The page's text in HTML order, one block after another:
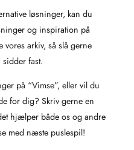
løsninger, kan du
og inspiration på
vores arkiv, så slå gerne
fast.
på “Vimse”, eller vil du
for dig? Skriv gerne en
hjælper både os og andre
med næste puslespil!